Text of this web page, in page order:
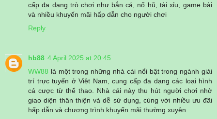
cấp đa dạng trò chơi như bắn cá, nổ hũ, tài xỉu, game bài
và nhiều khuyến mãi hấp dẫn cho người chơi
Reply
hb88 4 April 2025 at 20:45
WW88 là một trong những nhà cái nổi bật trong ngành giải
trí trực tuyến ở Việt Nam, cung cấp đa dạng các loại hình
cá cược từ thể thao. Nhà cái này thu hút người chơi nhờ
giao diện thân thiện và dễ sử dụng, cùng với nhiều ưu đãi
hấp dẫn và chương trình khuyến mãi thường xuyên.